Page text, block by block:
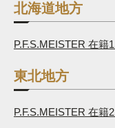
北海道地方
P.F.S.MEISTER 在籍1
東北地方
P.F.S.MEISTER 在籍2